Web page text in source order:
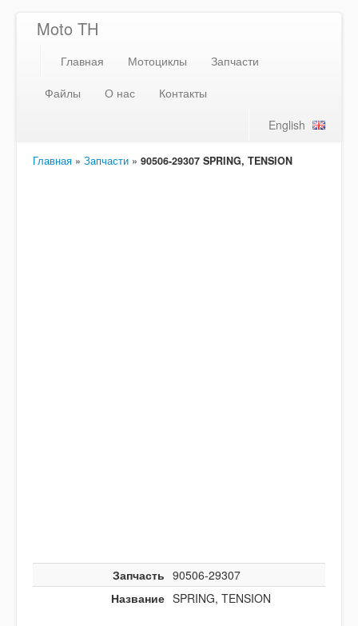
Moto TH
Главная Мотоциклы
Запчасти
Файлы
О нас
Контакты
English
Главная » Запчасти » 90506-29307 SPRING, TENSION
Запчасть 90506-29307
Название SPRING, TENSION